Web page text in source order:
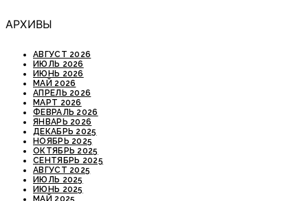
АРХИВЫ
АВГУСТ 2026
ИЮЛЬ 2026
ИЮНЬ 2026
МАЙ 2026
АПРЕЛЬ 2026
МАРТ 2026
ФЕВРАЛЬ 2026
ЯНВАРЬ 2026
ДЕКАБРЬ 2025
НОЯБРЬ 2025
ОКТЯБРЬ 2025
СЕНТЯБРЬ 2025
АВГУСТ 2025
ИЮЛЬ 2025
ИЮНЬ 2025
МАЙ 2025